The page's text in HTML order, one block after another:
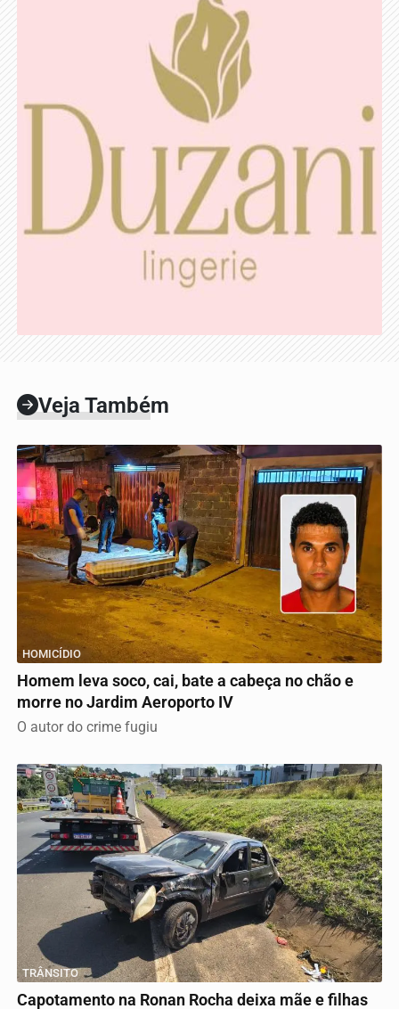
Veja Também
HOMICÍDIO
Homem leva soco, cai, bate a cabeça no chão e
morre no Jardim Aeroporto IV
O autor do crime fugiu
TRÂNSITO
Capotamento na Ronan Rocha deixa mãe e filhas